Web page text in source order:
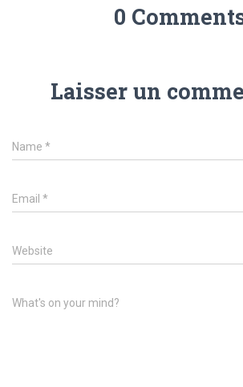
0
Laisser un
Name *
Email *
Website
What's on your mind?